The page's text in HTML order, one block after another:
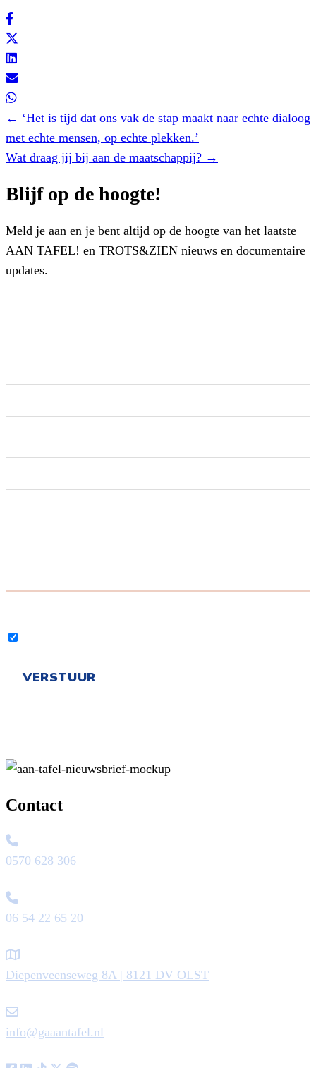
Posts
navigation
← ‘Het is tijd dat ons vak de stap maakt naar echte dialoog
met echte mensen, op echte plekken.’
Wat draag jij bij aan de maatschappij? →
Blijf op de hoogte!
Meld je aan en je bent altijd op de hoogte van het laatste
AAN TAFEL! en TROTS&ZIEN nieuws en documentaire
updates.
Contact
0570 628 306
06 54 22 65 20
Diepenveenseweg 8A | 8121 DV OLST
info@gaaantafel.nl